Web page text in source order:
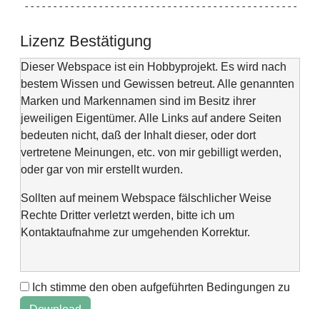
Lizenz Bestätigung
Dieser Webspace ist ein Hobbyprojekt. Es wird nach
bestem Wissen und Gewissen betreut. Alle genannten
Marken und Markennamen sind im Besitz ihrer
jeweiligen Eigentümer. Alle Links auf andere Seiten
bedeuten nicht, daß der Inhalt dieser, oder dort
vertretene Meinungen, etc. von mir gebilligt werden,
oder gar von mir erstellt wurden.
Sollten auf meinem Webspace fälschlicher Weise
Rechte Dritter verletzt werden, bitte ich um
Kontaktaufnahme zur umgehenden Korrektur.
This web space is a project of my spare time and not
intended to make money with it. It is not wanted to harm
Ich stimme den oben aufgeführten Bedingungen zu